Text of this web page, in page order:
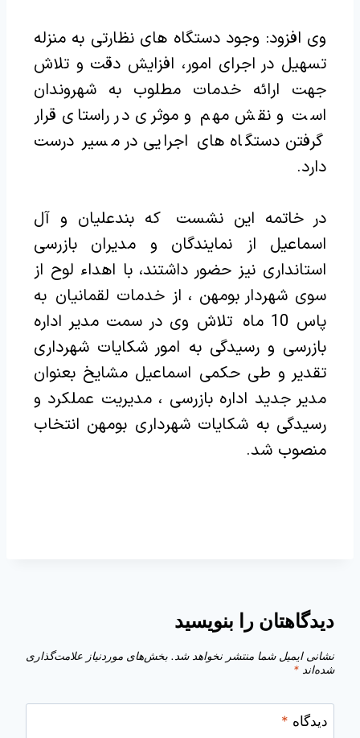
وی افزود: وجود دستگاه های نظارتی به منزله
تسهیل در اجرای امور، افزایش دقت و تلاش
جهت ارائه خدمات مطلوب به شهروندان
است و نقش مهم و موثری در راستای قرار
گرفتن دستگاه های اجرایی در مسیر درست
دارد‌.
در خاتمه این نشست که بندعلیان و آل
اسماعیل از نمایندگان و مدیران بازرسی
استانداری نیز حضور داشتند، با اهداء لوح از
سوی شهردار بومهن ، از خدمات لقمانیان به
پاس 10 ماه تلاش وی در سمت مدیر اداره
بازرسی و رسیدگی به امور شکایات شهرداری
تقدیر و طی حکمی اسماعیل مشایخ بعنوان
مدیر جدید اداره بازرسی ، مدیریت عملکرد و
رسیدگی به شکایات شهرداری بومهن انتخاب
منصوب شد.
دیدگاهتان را بنویسید
نشانی ایمیل شما منتشر نخواهد شد. بخش‌های موردنیاز علامت‌گذاری
شده‌اند *
دیدگاه *